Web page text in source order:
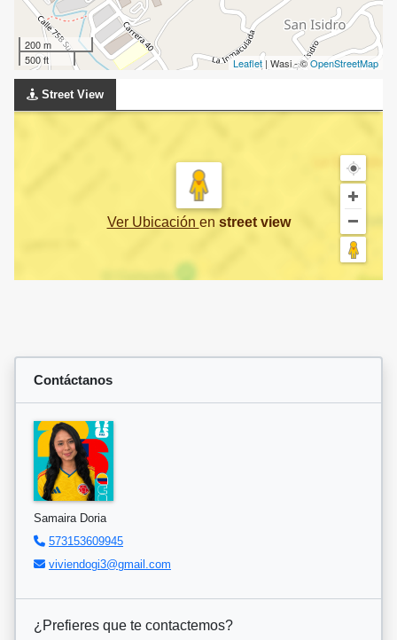
200 m
500 ft
Leaflet | Wasi - ©OpenStreetMap
Street View
Ver Ubicación en street view
Contáctanos
Samaira Doria
573153609945
viviendogi3@gmail.com
¿Prefieres que te contactemos?